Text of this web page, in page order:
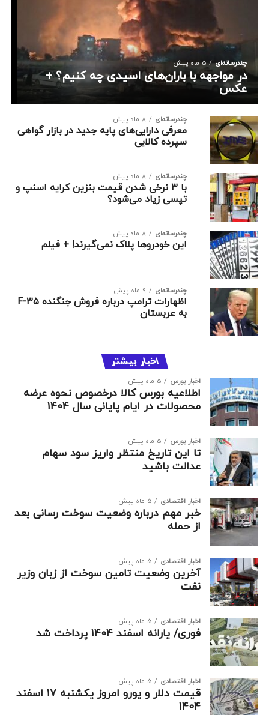
چندرسانه‌ای 5 ماه پیش
در مواجهه با باران‌های اسیدی چه کنیم؟ +
عکس
چندرسانه‌ای 8 ماه پیش
معرفی دارایی‌های پایه جدید در بازار گواهی
سپرده کالایی
چندرسانه‌ای 8 ماه پیش
با ۳ نرخی شدن قیمت بنزین کرایه اسنپ و
تپسی زیاد می‌شود؟
چندرسانه‌ای 8 ماه پیش
این خودروها پلاک نمی‌گیرند! + فیلم
چندرسانه‌ای 9 ماه پیش
اظهارات ترامپ درباره فروش جنگنده F-۳۵
به عربستان
اخبار بیشتر
اخبار بورس 5 ماه پیش
اطلاعیه بورس کالا درخصوص نحوه عرضه
محصولات در ایام پایانی سال ۱۴۰۴
اخبار بورس 5 ماه پیش
تا این تاریخ منتظر واریز سود سهام
عدالت باشید
اخبار اقتصادی 5 ماه پیش
خبر مهم درباره وضعیت سوخت رسانی بعد
از حمله
اخبار اقتصادی 5 ماه پیش
آخرین وضعیت تامین سوخت از زبان وزیر
نفت
اخبار اقتصادی 5 ماه پیش
فوری/ یارانه اسفند ۱۴۰۴ پرداخت شد
اخبار اقتصادی 5 ماه پیش
قیمت دلار و یورو امروز یکشنبه ۱۷ اسفند
۱۴۰۴